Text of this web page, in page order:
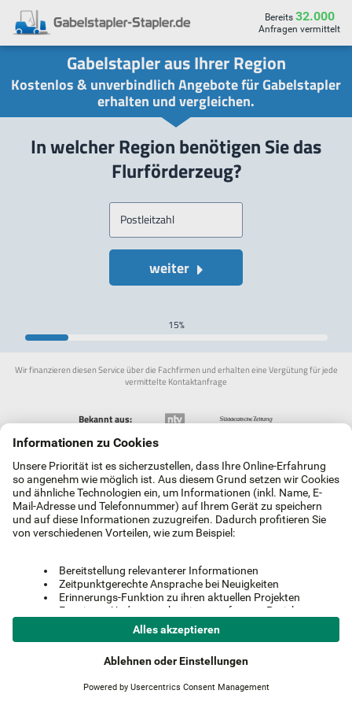
Bereits 32.000
Anfragen vermittelt
Gabelstapler aus Ihrer Region
Kostenlos & unverbindlich Angebote für Gabelstapler
erhalten und vergleichen.
In welcher Region benötigen Sie das
Flurförderzeug?
Postleitzahl
weiter
15%
Wir finanzieren diesen Service über die Fachfirmen und erhalten eine Vergütung für jede
vermittelte Kontaktanfrage
Bekannt aus:
100% kostenlos und unverbindlich
Einfach & sicher
Kostenlose Beratung
AGB und Widerruf Datenschutz Partner werden
© 2026 gabelstapler-stapler.de - Alle Rechte vorbehalten.